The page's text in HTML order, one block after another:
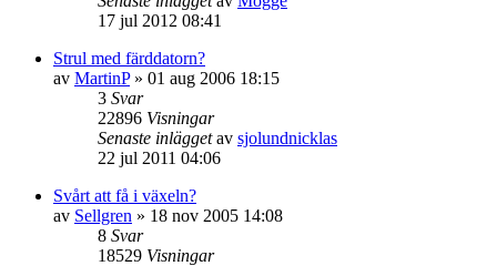
17 jul 2012 08:41
Strul med färddatorn?
av MartinP» 01 aug 2006 18:15
3 Svar
22896 Visningar
Senaste inläggetav sjolundnicklas
22 jul 2011 04:06
Svårt att få i växeln?
av Sellgren » 18 nov 2005 14:08
8 Svar
18529 Visningar